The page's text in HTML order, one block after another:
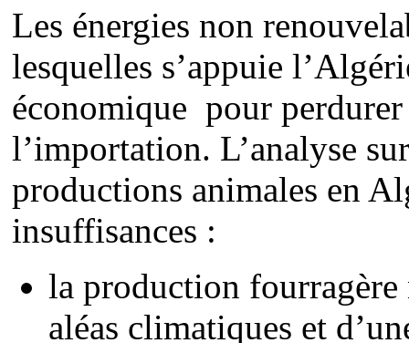
Les énergies non
lesquelles s’appuie
économique pour
l’importation. L’analyse
productions animales en
insuffisances :
la production fourragère
aléas climatiques et